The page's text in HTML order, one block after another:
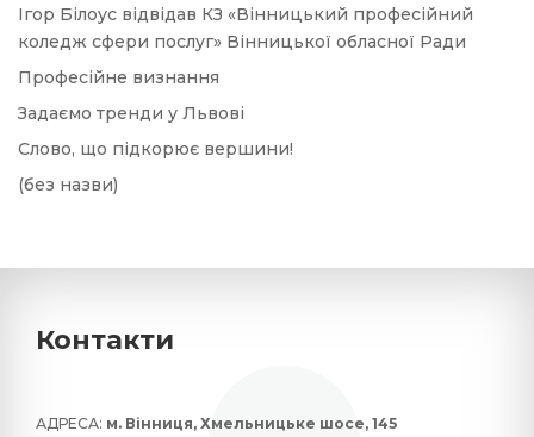
Ігор Білоус відвідав КЗ «Вінницький професійний
коледж сфери послуг» Вінницької обласної Ради
Професійне визнання
Задаємо тренди у Львові
Слово, що підкорює вершини!
(без назви)
Контакти
АДРЕСА: м. Вінниця, Хмельницьке шосе, 145